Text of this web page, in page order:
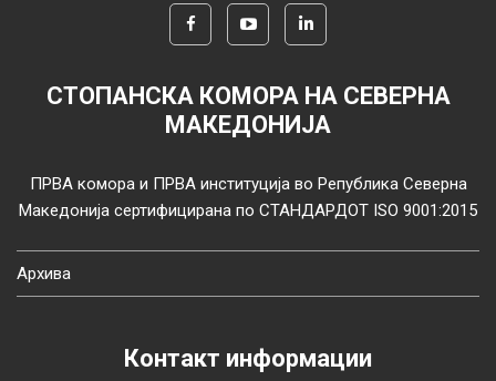
СТОПАНСКА КОМОРА НА СЕВЕРНА
МАКЕДОНИЈА
ПРВА комора и ПРВА институција во Република Северна
Македонија сертифицирана по СТАНДАРДОТ ISO 9001:2015
Архива
Контакт информации